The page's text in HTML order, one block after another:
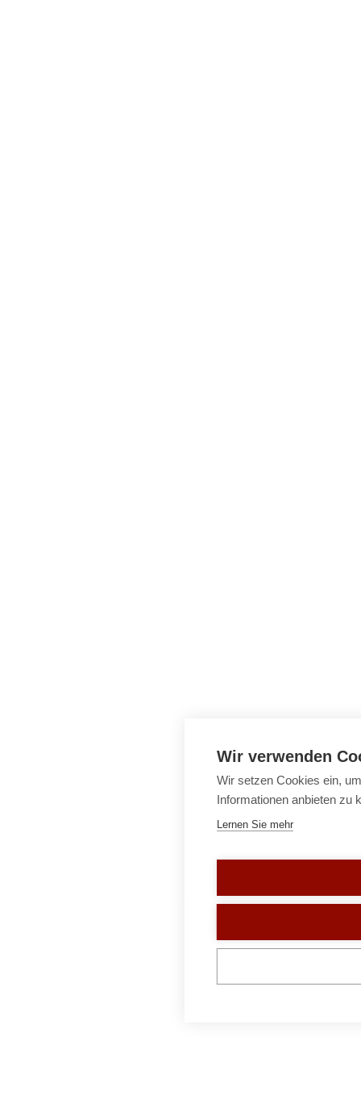
Wir verwenden
Wir setzen Cookies ein,
Informationen anbieten zu
Lernen Sie mehr